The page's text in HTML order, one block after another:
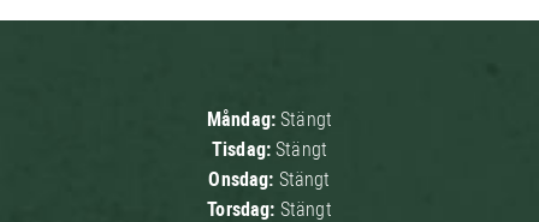
Måndag:Stängt
Tisdag:Stängt
Onsdag: Stängt
Torsdag: Stängt